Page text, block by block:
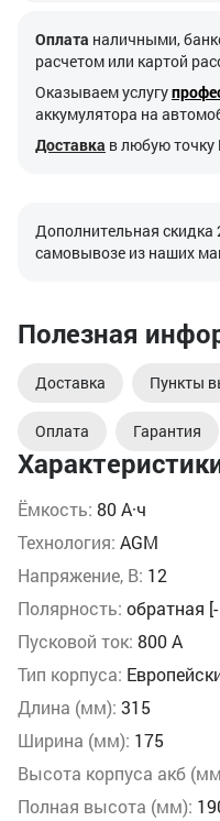
Ёмкость: 80 А·ч
Технология: AGM
Напряжение, В: 12
Полярность: обратная
Пусковой ток: 800 А
Тип корпуса:
Длина (мм): 315
Ширина (мм): 175
Высота корпуса акб
Полная высота (мм):
Оплата наличными,
расчетом или картой
Оказываем услугу
аккумулятора на
Доставка в любую точку
Дополнительная скидка
самовывозе из наших
Полезная
Доставка Пункты
Оплата Гарантия